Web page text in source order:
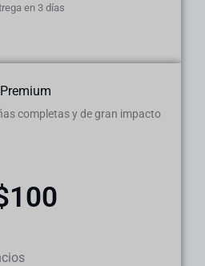
en 3 días
Premium
completas y de gran impacto